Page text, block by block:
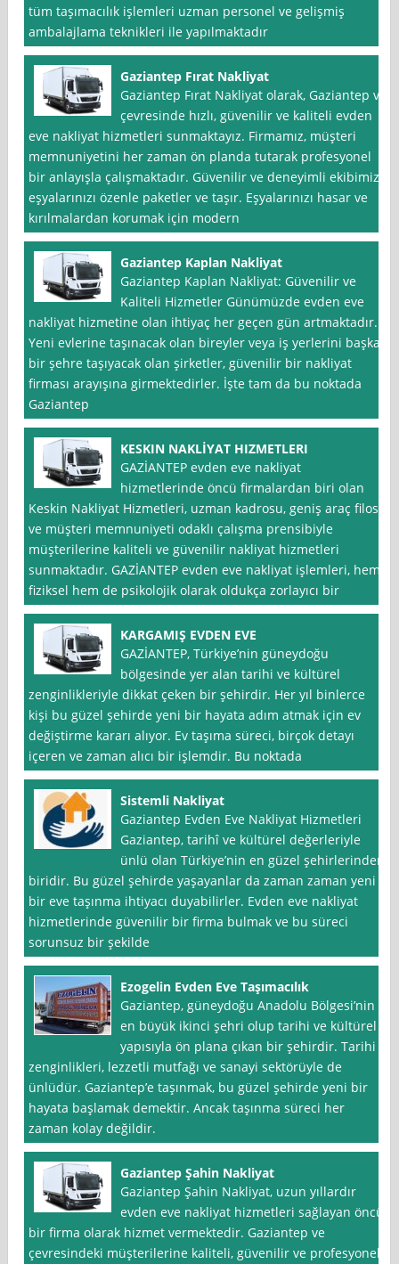
tüm taşımacılık işlemleri uzman personel ve gelişmiş
ambalajlama teknikleri ile yapılmaktadır
Gaziantep Fırat Nakliyat
Gaziantep Fırat Nakliyat olarak, Gaziantep ve
çevresinde hızlı, güvenilir ve kaliteli evden
eve nakliyat hizmetleri sunmaktayız. Firmamız, müşteri
memnuniyetini her zaman ön planda tutarak profesyonel
bir anlayışla çalışmaktadır. Güvenilir ve deneyimli ekibimiz,
eşyalarınızı özenle paketler ve taşır. Eşyalarınızı hasar ve
kırılmalardan korumak için modern
Gaziantep Kaplan Nakliyat
Gaziantep Kaplan Nakliyat: Güvenilir ve
Kaliteli Hizmetler Günümüzde evden eve
nakliyat hizmetine olan ihtiyaç her geçen gün artmaktadır.
Yeni evlerine taşınacak olan bireyler veya iş yerlerini başka
bir şehre taşıyacak olan şirketler, güvenilir bir nakliyat
firması arayışına girmektedirler. İşte tam da bu noktada
Gaziantep
KESKIN NAKLİYAT HIZMETLERI
GAZİANTEP evden eve nakliyat
hizmetlerinde öncü firmalardan biri olan
Keskin Nakliyat Hizmetleri, uzman kadrosu, geniş araç filosu
ve müşteri memnuniyeti odaklı çalışma prensibiyle
müşterilerine kaliteli ve güvenilir nakliyat hizmetleri
sunmaktadır. GAZİANTEP evden eve nakliyat işlemleri, hem
fiziksel hem de psikolojik olarak oldukça zorlayıcı bir
KARGAMIŞ EVDEN EVE
GAZİANTEP, Türkiye’nin güneydoğu
bölgesinde yer alan tarihi ve kültürel
zenginlikleriyle dikkat çeken bir şehirdir. Her yıl binlerce
kişi bu güzel şehirde yeni bir hayata adım atmak için ev
değiştirme kararı alıyor. Ev taşıma süreci, birçok detayı
içeren ve zaman alıcı bir işlemdir. Bu noktada
Sistemli Nakliyat
Gaziantep Evden Eve Nakliyat Hizmetleri
Gaziantep, tarihî ve kültürel değerleriyle
ünlü olan Türkiye’nin en güzel şehirlerinden
biridir. Bu güzel şehirde yaşayanlar da zaman zaman yeni
bir eve taşınma ihtiyacı duyabilirler. Evden eve nakliyat
hizmetlerinde güvenilir bir firma bulmak ve bu süreci
sorunsuz bir şekilde
Ezogelin Evden Eve Taşımacılık
Gaziantep, güneydoğu Anadolu Bölgesi’nin
en büyük ikinci şehri olup tarihi ve kültürel
yapısıyla ön plana çıkan bir şehirdir. Tarihi
zenginlikleri, lezzetli mutfağı ve sanayi sektörüyle de
ünlüdür. Gaziantep’e taşınmak, bu güzel şehirde yeni bir
hayata başlamak demektir. Ancak taşınma süreci her
zaman kolay değildir.
Gaziantep Şahin Nakliyat
Gaziantep Şahin Nakliyat, uzun yıllardır
evden eve nakliyat hizmetleri sağlayan öncü
bir firma olarak hizmet vermektedir. Gaziantep ve
çevresindeki müşterilerine kaliteli, güvenilir ve profesyonel